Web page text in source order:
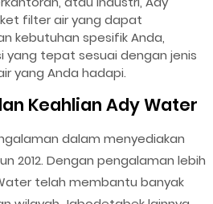
filter air yang dapat
kebutuhan spesifik Anda,
yang tepat sesuai dengan jenis
yang Anda hadapi.
Keahlian Ady Water
dalam menyediakan
2012. Dengan pengalaman lebih
telah membantu banyak